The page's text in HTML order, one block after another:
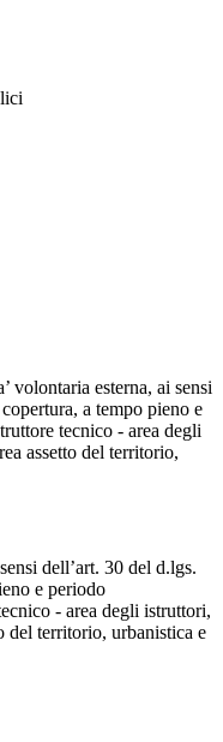
volontaria esterna, ai sensi
a tempo pieno e
tecnico - area degli
assetto del territorio,
dell’art. 30 del d.lgs.
e periodo
- area degli istruttori,
del territorio, urbanistica e